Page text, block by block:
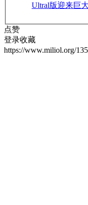
Ultral版迎来巨
点赞
登录收藏
https://www.miliol.org/